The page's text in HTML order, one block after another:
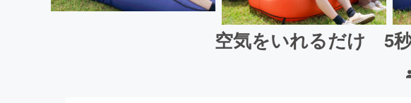
空気をいれるだけ 5